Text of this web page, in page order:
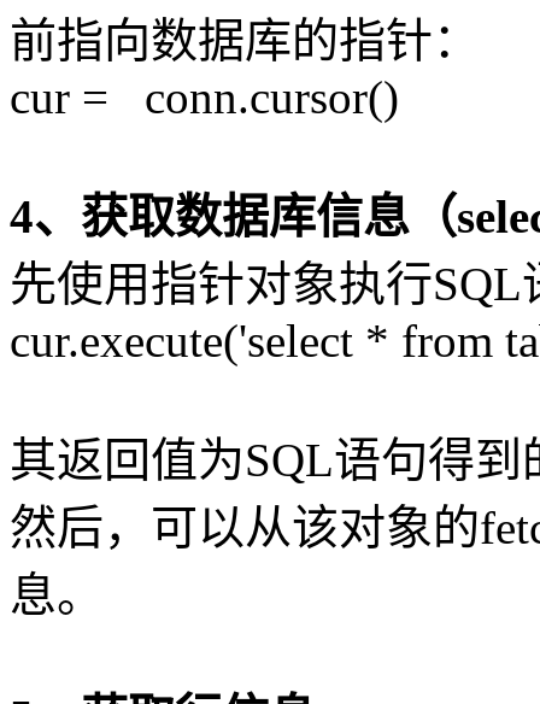
前指向数据库的指针：
cur = conn.cursor()
4、获取数据库信息（
先使用指针对象执行SQL
cur.execute('select * from
其返回值为SQL语句得
然后，可以从该对象的
息。